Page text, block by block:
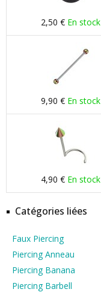
2,50 € En stock
9,90 € En stock
4,90 € En stock
Catégories liées
Faux Piercing
Piercing Anneau
Piercing Banana
Piercing Barbell